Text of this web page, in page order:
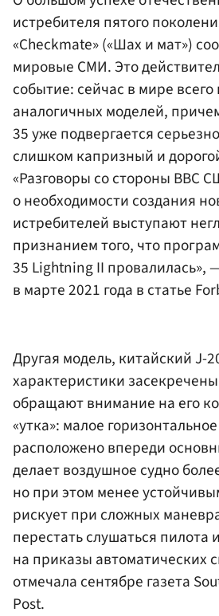
истребителя пятого
«Checkmate» («Шах и мат»)
мировые СМИ. Это
событие: сейчас в мире всего
аналогичных моделей,
35 уже подвергается
слишком капризный и
«Разговоры со стороны ВВС
о необходимости создания
истребителей выступают
признанием того, что
35 Lightning II провалилась»,
в марте 2021 года в статье
Другая модель, китайский J-
характеристики
обращают внимание на его
«утка»: малое
расположено впереди
делает воздушное судно
но при этом менее
рискует при сложных
перестать слушаться пилота
на приказы автоматических
отмечала сентябре газета
Post.